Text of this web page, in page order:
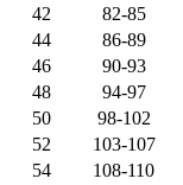
42
82-85
44
86-89
46
90-93
48
94-97
50
98-102
52
103-107
54
108-110